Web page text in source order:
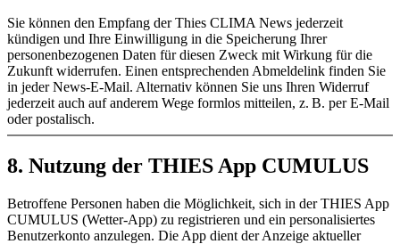
Sie können den Empfang der Thies CLIMA News jederzeit
kündigen und Ihre Einwilligung in die Speicherung Ihrer
personenbezogenen Daten für diesen Zweck mit Wirkung für die
Zukunft widerrufen. Einen entsprechenden Abmeldelink finden Sie
in jeder News-E-Mail. Alternativ können Sie uns Ihren Widerruf
jederzeit auch auf anderem Wege formlos mitteilen, z. B. per E-Mail
oder postalisch.
8. Nutzung der THIES App CUMULUS
Betroffene Personen haben die Möglichkeit, sich in der THIES App
CUMULUS (Wetter-App) zu registrieren und ein personalisiertes
Benutzerkonto anzulegen. Die App dient der Anzeige aktueller